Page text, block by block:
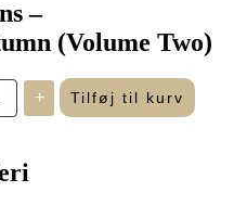
–
(Volume Two)
+ Tilføj til kurv